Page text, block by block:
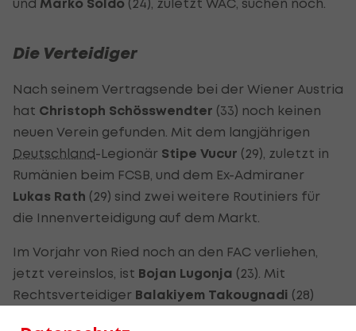
und Marko Soldo (24), zuletzt WAC, suchen noch.
Die Verteidiger
Nach seinem Vertragsende bei der Wiener Austria
hat Christoph Schösswendter (33) noch keinen
neuen Verein gefunden. Mit dem langjährigen
Deutschland-Legionär Stipe Vucur (29), zuletzt in
Rumänien beim FCSB, und dem Ex-Admiraner
Lukas Rath (29) sind zwei weitere Routiniers für
die Innenverteidigung auf dem Markt.
Im Vorjahr von Ried noch an den FAC verliehen,
jetzt vereinslos, ist Bojan Lugonja (23). Mit
Rechtsverteidiger Balakiyem Takougnadi (28)